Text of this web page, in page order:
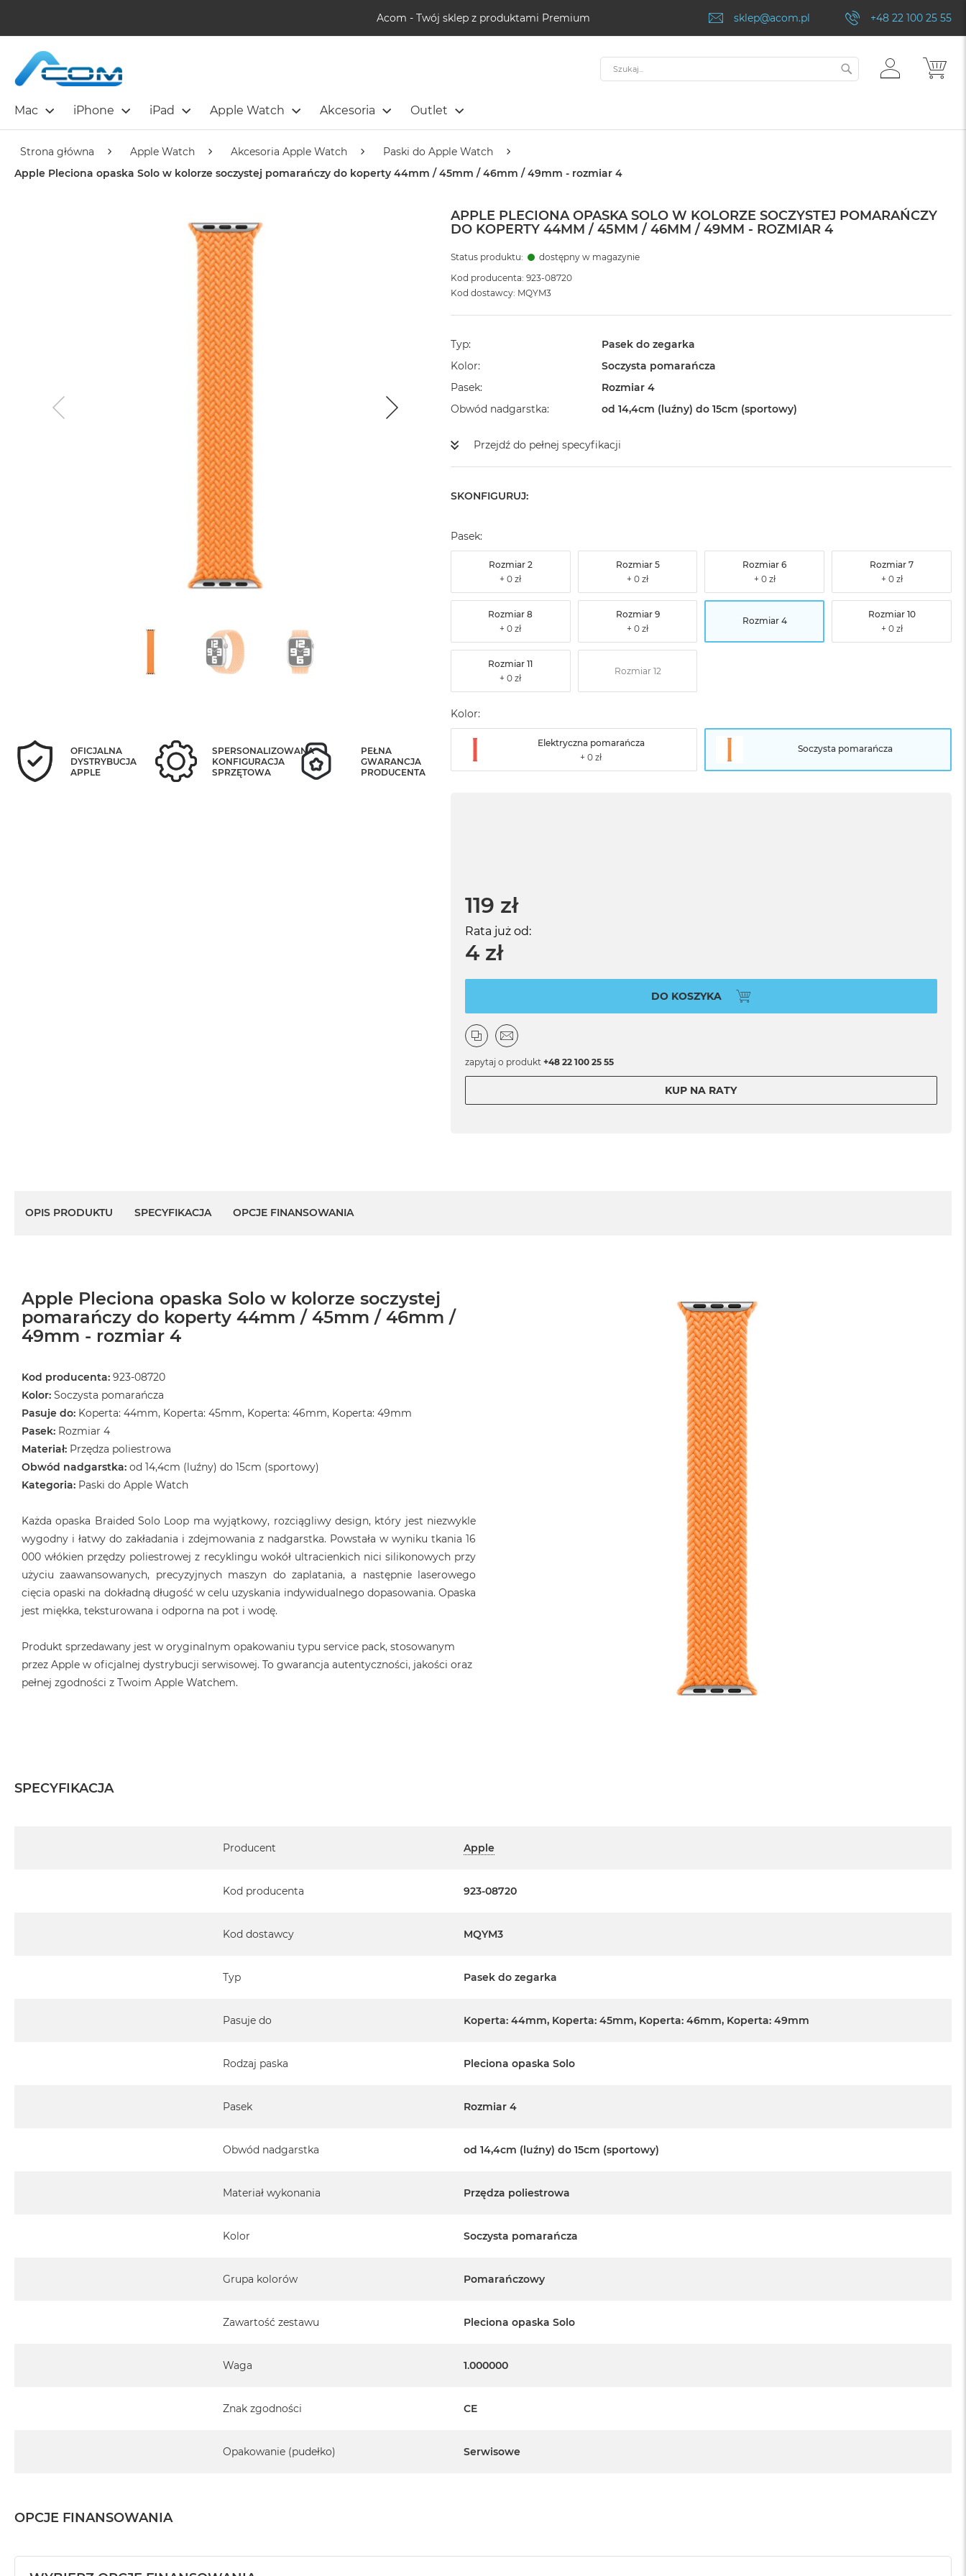
Acom - Twój sklep z produktami Premium sklep@acom.pl +48 22 100 25 55
Mac iPhone iPad Apple Watch Akcesoria Outlet
ZALOGUJ
SIĘ
Szukaj SZUKAJ
Strona główna Apple Watch Akcesoria Apple Watch
Paski do Apple Watch
Apple Pleciona opaska Solo w kolorze soczystej pomarańczy do koperty 44mm / 45mm / 46mm / 49mm - rozmiar 4
APPLE PLECIONA OPASKA SOLO W KOLORZE SOCZYSTEJ POMARAŃCZY
DO KOPERTY 44MM / 45MM / 46MM / 49MM - ROZMIAR 4
Status produktu:
dostępny w magazynie
Kod producenta: 923-08720
Kod dostawcy: MQYM3
Typ
Pasek do zegarka
Kolor
Soczysta pomarańcza
Pasek
Rozmiar 4
Obwód nadgarstka
od 14,4cm (luźny) do 15cm (sportowy)
Przejdź do pełnej specyfikacji
SKONFIGURUJ:
Pasek:
Rozmiar 2 Rozmiar 5 Rozmiar 6 Rozmiar 7
Rozmiar 8 Rozmiar 9
Rozmiar 4
Rozmiar 10
Rozmiar 11
Rozmiar 12
Kolor:
Elektryczna pomarańcza
Soczysta pomarańcza
119 zł
Rata już od:
4 zł
DO KOSZYKA
zapytaj o produkt +48 22 100 25 55
KUP NA RATY
OFICJALNA
DYSTRYBUCJA
APPLE
SPERSONALIZOWANA
KONFIGURACJA
SPRZĘTOWA
PEŁNA
GWARANCJA
PRODUCENTA
OPIS PRODUKTU SPECYFIKACJA OPCJE FINANSOWANIA
Apple Pleciona opaska Solo w kolorze soczystej
pomarańczy do koperty 44mm / 45mm / 46mm /
49mm - rozmiar 4
Kod producenta: 923-08720
Kolor: Soczysta pomarańcza
Pasuje do: Koperta: 44mm, Koperta: 45mm, Koperta: 46mm, Koperta: 49mm
Pasek: Rozmiar 4
Materiał: Przędza poliestrowa
Obwód nadgarstka: od 14,4cm (luźny) do 15cm (sportowy)
Kategoria: Paski do Apple Watch
Każda opaska Braided Solo Loop ma wyjątkowy, rozciągliwy design, który jest niezwykle
wygodny i łatwy do zakładania i zdejmowania z nadgarstka. Powstała w wyniku tkania 16
000 włókien przędzy poliestrowej z recyklingu wokół ultracienkich nici silikonowych przy
użyciu zaawansowanych, precyzyjnych maszyn do zaplatania, a następnie laserowego
cięcia opaski na dokładną długość w celu uzyskania indywidualnego dopasowania. Opaska
jest miękka, teksturowana i odporna na pot i wodę.
Produkt sprzedawany jest w oryginalnym opakowaniu typu service pack, stosowanym
przez Apple w oficjalnej dystrybucji serwisowej. To gwarancja autentyczności, jakości oraz
pełnej zgodności z Twoim Apple Watchem.
SPECYFIKACJA
Producent
Apple
Kod producenta 923-08720
Kod dostawcy MQYM3
Typ Pasek do zegarka
Pasuje do Koperta: 44mm, Koperta: 45mm, Koperta: 46mm, Koperta: 49mm
Rodzaj paska Pleciona opaska Solo
Pasek Rozmiar 4
Obwód nadgarstka od 14,4cm (luźny) do 15cm (sportowy)
Materiał wykonania Przędza poliestrowa
Kolor Soczysta pomarańcza
Grupa kolorów Pomarańczowy
Zawartość zestawu Pleciona opaska Solo
Waga 1.000000
Znak zgodności CE
Opakowanie (pudełko) Serwisowe
OPCJE FINANSOWANIA